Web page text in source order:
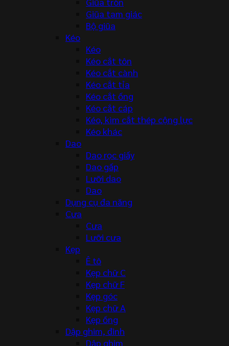
Giũa tam giác
Bộ giũa
Kéo
Kéo
Kéo cắt tôn
Kéo cắt cành
Kéo cắt tỉa
Kéo cắt ống
Kéo cắt cáp
Kéo, kìm cắt thép cộng lực
Kéo khác
Dao
Dao rọc giấy
Dao gấp
Lưỡi dao
Dao
Dụng cụ đa năng
Cưa
Cưa
Lưỡi cưa
Kẹp
Ê tô
Kẹp chữ C
Kẹp chữ F
Kẹp góc
Kẹp chữ A
Kẹp ống
Dập ghim, đinh
Dập ghim